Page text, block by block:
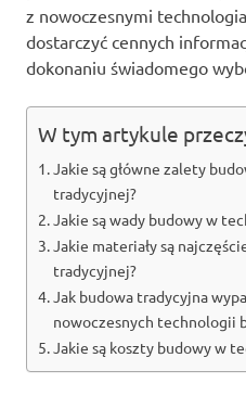
z nowoczesnymi
dostarczyć cennych
dokonaniu świadomego
W tym artykule
Jakie są główne zalety
tradycyjnej?
Jakie są wady budowy w
Jakie materiały są
tradycyjnej?
Jak budowa tradycyjna
nowoczesnych technologii
Jakie są koszty budowy w